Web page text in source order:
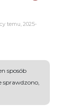
temu, 2025-
sposób
sprawdzono,